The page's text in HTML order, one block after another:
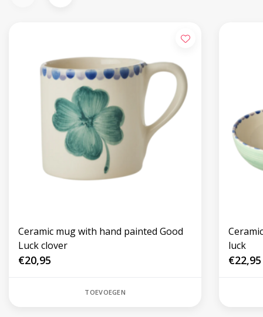
Ceramic mug with hand painted Good
Luck clover
€20,95
TOEVOEGEN
luck
€22,95